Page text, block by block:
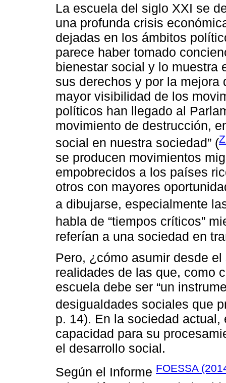
La escuela del siglo XXI se
una profunda crisis
dejadas en los ámbitos
parece haber tomado
bienestar social y lo muestra
sus derechos y por la
mayor visibilidad de los
políticos han llegado al
movimiento de destrucción,
social en nuestra sociedad” (
se producen movimientos
empobrecidos a los países
otros con mayores
a dibujarse, especialmente
habla de “tiempos críticos”
referían a una sociedad en
Pero, ¿cómo asumir desde
realidades de las que, como
escuela debe ser “un
desigualdades sociales que
p. 14). En la sociedad
capacidad para su
el desarrollo social.
Según el Informe FOESSA